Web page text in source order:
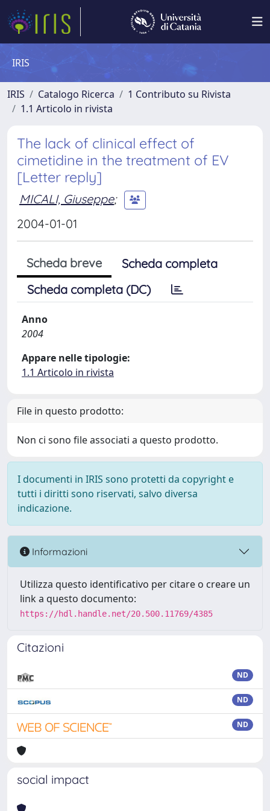
IRIS
IRIS Catalogo Ricerca
1 Contributo su Rivista
1.1 Articolo in rivista
The lack of clinical effect of
cimetidine in the treatment of EV
[Letter reply]
MICALI, Giuseppe;
2004-01-01
Scheda breve
Scheda completa
Scheda completa (DC)
Anno
2004
Appare nelle tipologie:
1.1 Articolo in rivista
File in questo prodotto:
Non ci sono file associati a questo prodotto.
I documenti in IRIS sono protetti da copyright e
tutti i diritti sono riservati, salvo diversa
indicazione.
Informazioni
Utilizza questo identificativo per citare o creare un
link a questo documento:
https://hdl.handle.net/20.500.11769/4385
Citazioni
ND
ND
ND
social impact